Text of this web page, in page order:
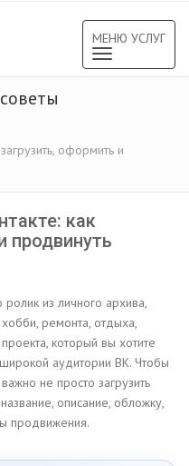
МЕНЮ УСЛУГ
navigation
оформить и
как
продвинуть
ролик из личного архива,
ремонта, отдыха,
который вы хотите
аудитории ВК. Чтобы
не просто загрузить
описание, обложку,
продвижения.